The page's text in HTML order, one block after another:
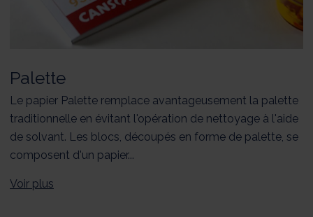
Palette
Le papier Palette remplace avantageusement la palette
traditionnelle en évitant l'opération de nettoyage à l'aide
de solvant. Les blocs, découpés en forme de palette, se
composent d'un papier...
Voir plus